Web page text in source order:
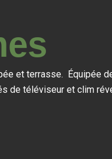
et terrasse. Équipée
de téléviseur et clim